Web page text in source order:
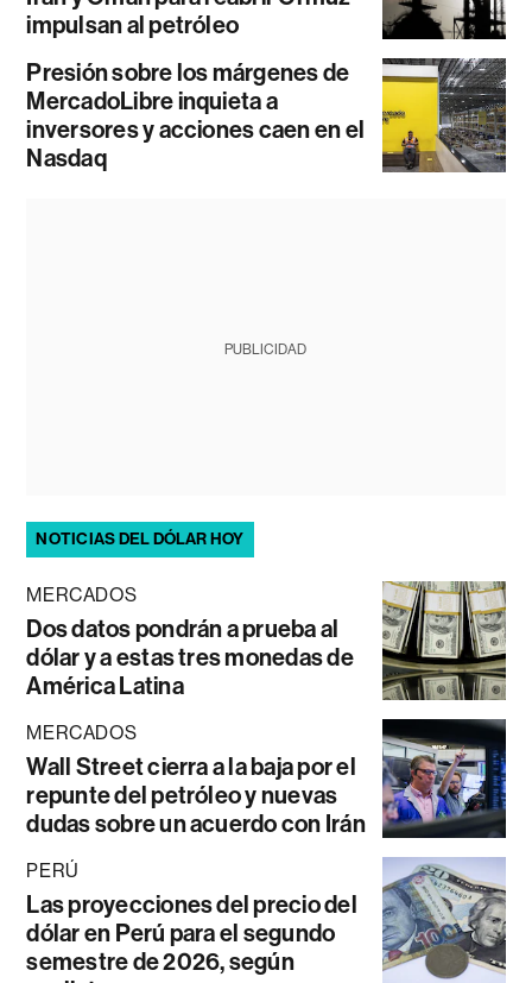
impulsan al petróleo
Presión sobre los márgenes de
MercadoLibre inquieta a
inversores y acciones caen en el
Nasdaq
PUBLICIDAD
NOTICIAS DEL DÓLAR HOY
MERCADOS
Dos datos pondrán a prueba al
dólar y a estas tres monedas de
América Latina
MERCADOS
Wall Street cierra a la baja por el
repunte del petróleo y nuevas
dudas sobre un acuerdo con Irán
PERÚ
Las proyecciones del precio del
dólar en Perú para el segundo
semestre de 2026, según